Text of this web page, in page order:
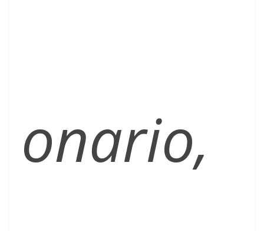
onario,